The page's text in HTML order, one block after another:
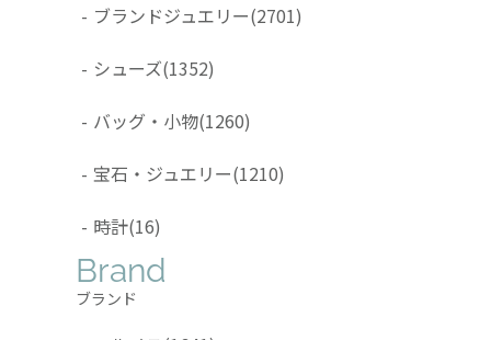
- ブランドジュエリー(2701)
- シューズ(1352)
- バッグ・小物(1260)
- 宝石・ジュエリー(1210)
- 時計(16)
Brand
ブランド